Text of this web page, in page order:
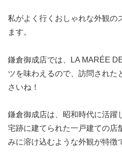
私がよく行くおしゃれな外観の
ます。
鎌倉御成店では、LA MARÉE
ツを味わえるので、訪問された
さいね！
鎌倉御成店は、昭和時代に活躍
宅跡に建てられた一戸建ての店
みに溶け込むような外観が特徴